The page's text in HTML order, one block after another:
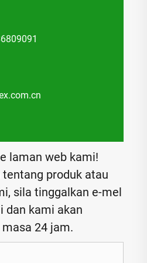
laman web kami!
produk atau
sila tinggalkan e-mel
dan kami akan
24 jam.